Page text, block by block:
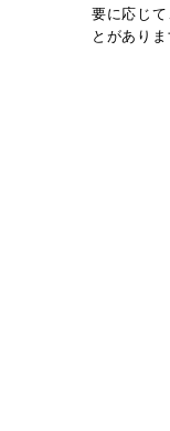
要に応じ
とがありま